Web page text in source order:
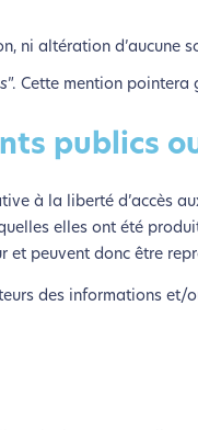
ni altération d’aucune
”. Cette mention
publics
à la liberté d’accès
elles ont été
et peuvent donc être
des informations